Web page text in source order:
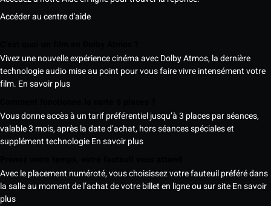
Accéder au centre d'aide
Vivez une nouvelle expérience cinéma avec Dolby Atmos, la dernière
technologie audio mise au point pour vous faire vivre intensément votre
film. En savoir plus
Vous donne accès à un tarif préférentiel jusqu’à 3 places par séances,
valable 3 mois, après la date d’achat, hors séances spéciales et
supplément technologieEn savoir plus
Avec le placement numéroté, vous choisissez votre fauteuil préféré dans
la salle au moment de l’achat de votre billet en ligne ou sur siteEn savoir
plus